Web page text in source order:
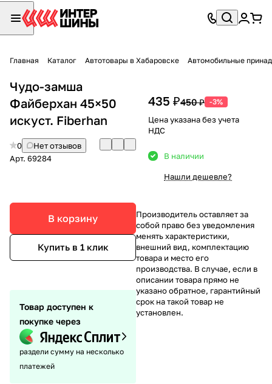
Главная Каталог Автотовары в Хабаровске Автомобильные
Чудо-замша
Файберхан 45×50
искуст. Fiberhan
0
Нет отзывов
Арт. 69284
В корзину
Купить в 1 клик
Товар доступен к
покупке через
раздели сумму на несколько
платежей
435 ₽450 ₽ -3%
Цена указана без учета
НДС
В наличии
Нашли дешевле?
Производитель оставляет за
собой право без уведомления
менять характеристики,
внешний вид, комплектацию
товара и место его
производства. В случае, если в
описании товара прямо не
указано обратное, гарантийный
срок на такой товар не
установлен.